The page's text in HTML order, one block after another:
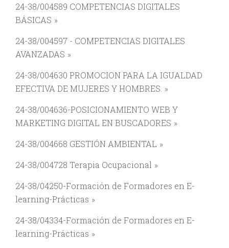
24-38/004589 COMPETENCIAS DIGITALES
BÁSICAS
24-38/004597 - COMPETENCIAS DIGITALES
AVANZADAS
24-38/004630 PROMOCION PARA LA IGUALDAD
EFECTIVA DE MUJERES Y HOMBRES.
24-38/004636-POSICIONAMIENTO WEB Y
MARKETING DIGITAL EN BUSCADORES
24-38/004668 GESTIÓN AMBIENTAL
24-38/004728 Terapia Ocupacional
24-38/04250-Formación de Formadores en E-
learning-Prácticas
24-38/04334-Formación de Formadores en E-
learning-Prácticas